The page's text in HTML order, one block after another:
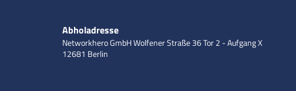
Abholadresse
Networkhero GmbHWolfener Straße 36Tor 2 - Aufgang X
12681 Berlin